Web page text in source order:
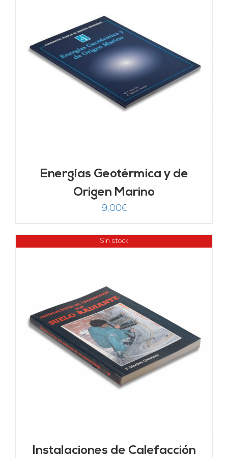
Energías Geotérmica y de
Origen Marino
9,00€
Sin stock
Instalaciones de Calefacción